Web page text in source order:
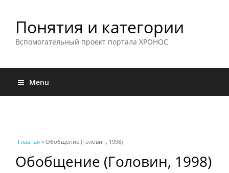
Понятия и категории
Вспомогательный проект портала ХРОНОС
Menu
Вы здесь
Главная » Обобщение (Головин, 1998)
Обобщение (Головин, 1998)